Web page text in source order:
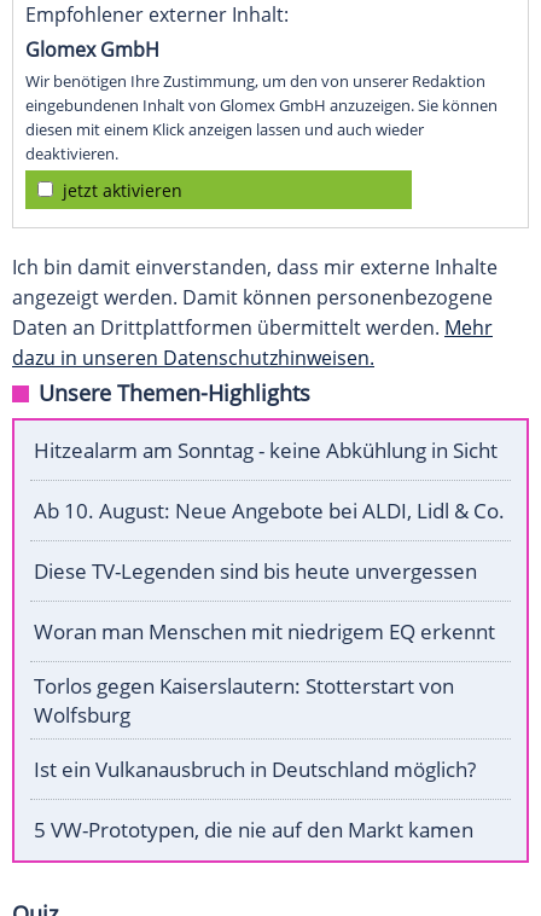
Empfohlener externer Inhalt:
Glomex GmbH
Wir benötigen Ihre Zustimmung, um den von unserer Redaktion
eingebundenen Inhalt von Glomex GmbH anzuzeigen. Sie können
diesen mit einem Klick anzeigen lassen und auch wieder
deaktivieren.
jetzt aktivieren
Ich bin damit einverstanden, dass mir externe Inhalte
angezeigt werden. Damit können personenbezogene
Daten an Drittplattformen übermittelt werden. Mehr
dazu in unseren Datenschutzhinweisen.
Unsere Themen-Highlights
Hitzealarm am Sonntag - keine Abkühlung in Sicht
Ab 10. August: Neue Angebote bei ALDI, Lidl & Co.
Diese TV-Legenden sind bis heute unvergessen
Woran man Menschen mit niedrigem EQ erkennt
Torlos gegen Kaiserslautern: Stotterstart von
Wolfsburg
Ist ein Vulkanausbruch in Deutschland möglich?
5 VW-Prototypen, die nie auf den Markt kamen